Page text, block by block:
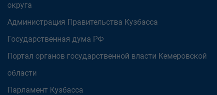
округа
Администрация Правительства Кузбасса
Государственная дума РФ
Портал органов государственной власти Кемеровской
области
Парламент Кузбасса